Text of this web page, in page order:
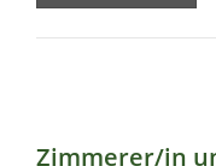
Zimmerer/in